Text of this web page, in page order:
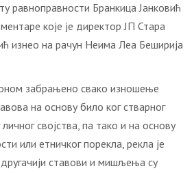
равноправности Бранкица Јанковић
које је директор ЈП Стара
изнео на рачун Неима Леа Беширија
забрањено свако изношење
на основу било ког стварног
својства, па тако и на основу
или етничког порекла, рекла је
ставови и мишљења су